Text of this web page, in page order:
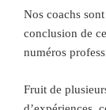
Nos coachs
conclusion de
numéros
Fruit de